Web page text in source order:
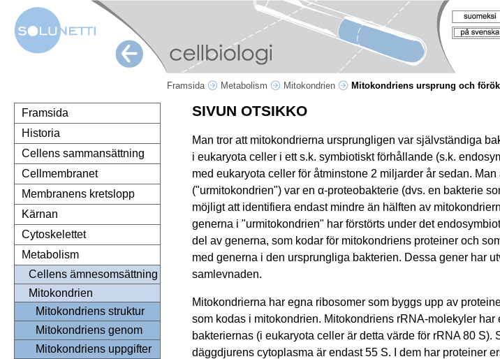
Framsida Metabolism Mitokondrien Mitokondriens ursprung och
Framsida
Historia
Cellens sammansättning
Cellmembranet
Membranens kretslopp
Kärnan
Cytoskelettet
Metabolism
Cellens ämnesomsättning
Mitokondrien
Mitokondriens struktur
Mitokondriens genom
Mitokondriens uppgifter
SIVUN OTSIKKO
Man tror att mitokondrierna ursprungligen var självständiga
i eukaryota celler i ett s.k. symbiotiskt förhållande (s.k.
med eukaryota celler för åtminstone 2 miljarder år sedan.
("urmitokondrien") var en α-proteobakterie (dvs. en bakterie
möjligt att identifiera endast mindre än hälften av
generna i "urmitokondrien" har förstörts under det
del av generna, som kodar för mitokondriens proteiner och
med generna i den ursprungliga bakterien. Dessa gener har
samlevnaden.
Mitokondrierna har egna ribosomer som byggs upp av
som kodas i mitokondrien. Mitokondriens rRNA-molekyler
bakteriernas (i eukaryota celler är detta värde för rRNA 80
däggdjurens cytoplasma är endast 55 S. I dem har proteiner